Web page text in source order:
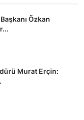
Özkan
Murat Erçin: